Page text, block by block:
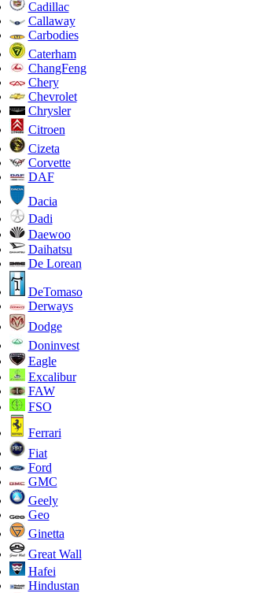
Cadillac
Callaway
Carbodies
Caterham
ChangFeng
Chery
Chevrolet
Chrysler
Citroen
Cizeta
Corvette
DAF
Dacia
Dadi
Daewoo
Daihatsu
De Lorean
DeTomaso
Derways
Dodge
Doninvest
Eagle
Excalibur
FAW
FSO
Ferrari
Fiat
Ford
GMC
Geely
Geo
Ginetta
Great Wall
Hafei
Hindustan